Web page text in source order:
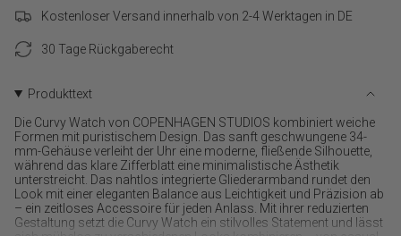
Warenkorb",
"decrease"=>"Menge
für
product
verringern",
"multiples_of"=>"Schritte
von
{{
quantity
}}",
"minimum_of"=>"Minimum
Kostenloser Versand innerhalb von 2-4 Werktagen in DE
30 Tage Rückgaberecht
Produkttext
Die Curvy Watch von COPENHAGEN STUDIOS kombiniert weiche
Formen mit puristischem Design. Das sanft geschwungene 34-
mm-Gehäuse verleiht der Uhr eine moderne, fließende Silhouette,
während das klare Zifferblatt eine minimalistische Ästhetik
unterstreicht. Das nahtlos integrierte Gliederarmband rundet den
Look mit einer eleganten Balance aus Leichtigkeit und Präzision ab
– ein zeitloses Accessoire für jeden Anlass. Mit ihrer reduzierten
Gestaltung setzt die Curvy Watch ein stilvolles Statement und lässt